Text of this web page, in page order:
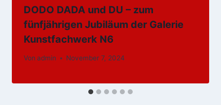
DODO DADA und DU – zum
fünfjährigen Jubiläum der Galerie
Kunstfachwerk N6
Von admin November 7, 2024